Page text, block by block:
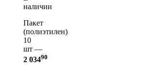
наличии
Пакет
(полиэтилен)
10
шт —
2 03490